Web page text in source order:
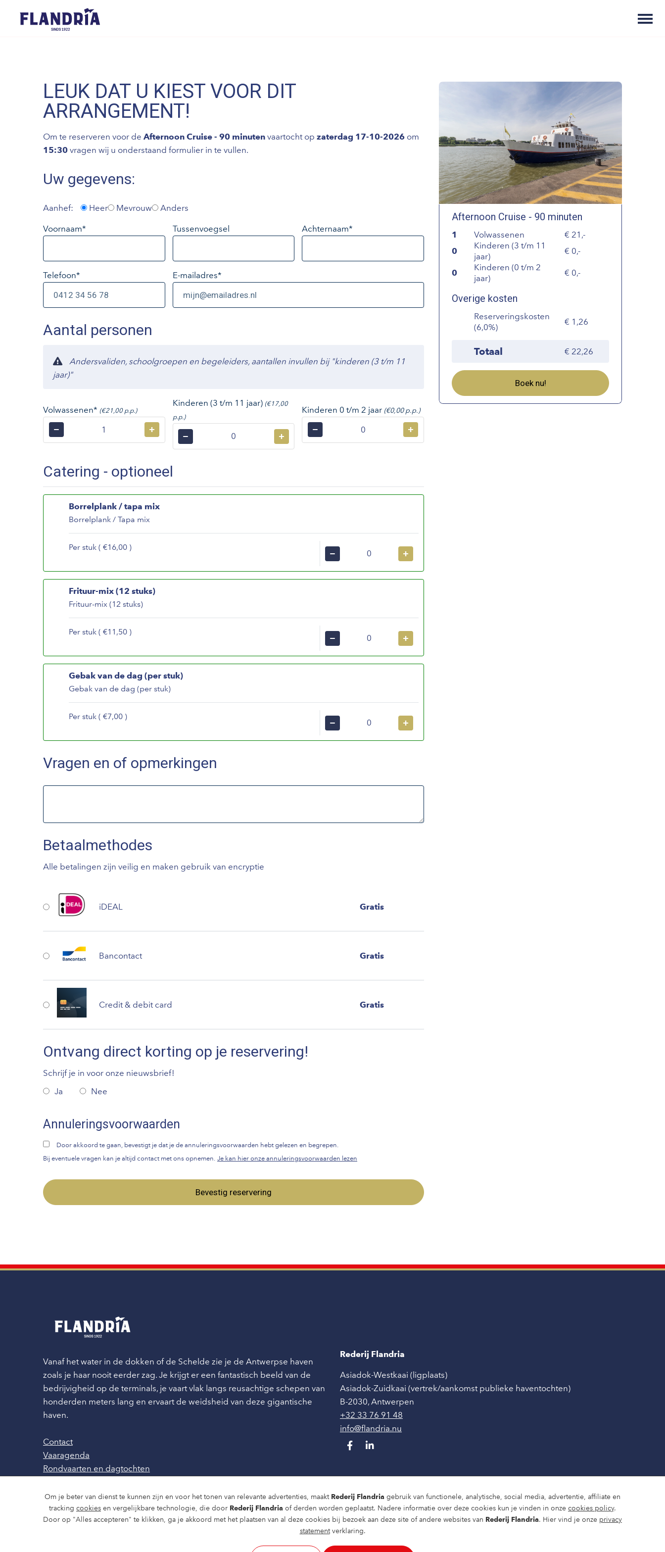
Om je beter van dienst te kunnen zijn en voor het tonen van relevante advertenties, maakt Rederij Flandria gebruik van functionele, analytische, social media, advertentie, affiliate en
tracking cookies en vergelijkbare technologie, die door Rederij Flandria of derden worden geplaatst. Nadere informatie over deze cookies kun je vinden in onze cookies policy.
Door op "Alles accepteren" te klikken, ga je akkoord met het plaatsen van al deze cookies bij bezoek aan deze site of andere websites van Rederij Flandria. Hier vind je onze privacy
statementverklaring.
LEUK DAT U KIEST VOOR DIT
ARRANGEMENT!
Om te reserveren voor de Afternoon Cruise - 90 minuten vaartocht op zaterdag 17-10-2026 om
15:30 vragen wij u onderstaand formulier in te vullen.
Uw gegevens:
Aanhef: Heer Mevrouw Anders
Voornaam* Tussenvoegsel Achternaam*
Telefoon* E-mailadres*
Aantal personen
Andersvaliden, schoolgroepen en begeleiders, aantallen invullen bij "kinderen (3 t/m 11
jaar)"
Volwassenen* (€21,00 p.p.)
− +
Kinderen (3 t/m 11 jaar) (€17,00
p.p.)
− +
Kinderen 0 t/m 2 jaar (€0,00 p.p.)
− +
Catering - optioneel
Borrelplank / tapa mix
Borrelplank / Tapa mix
Per stuk ( €16,00 )
− +
Frituur-mix (12 stuks)
Frituur-mix (12 stuks)
Per stuk ( €11,50 )
− +
Gebak van de dag (per stuk)
Gebak van de dag (per stuk)
Per stuk ( €7,00 )
− +
Vragen en of opmerkingen
Afternoon Cruise - 90 minuten
1 Volwassenen
21,-
0
Kinderen (3 t/m 11
jaar)
0,-
0
Kinderen (0 t/m 2
jaar)
0,-
Overige kosten
Reserveringskosten
(6,0%)
1,26
Totaal 22,26
Boek nu!
Betaalmethodes
Alle betalingen zijn veilig en maken gebruik van encryptie
iDEAL Gratis
Bancontact Gratis
Credit & debit card Gratis
Ontvang direct korting op je reservering!
Schrijf je in voor onze nieuwsbrief!
Ja
Nee
Annuleringsvoorwaarden
Door akkoord te gaan, bevestigt je dat je de annuleringsvoorwaarden hebt gelezen en begrepen.
Bij eventuele vragen kan je altijd contact met ons opnemen. Je kan hier onze annuleringsvoorwaarden lezen
Bevestig reservering
Vanaf het water in de dokken of de Schelde zie je de Antwerpse haven
zoals je haar nooit eerder zag. Je krijgt er een fantastisch beeld van de
bedrijvigheid op de terminals, je vaart vlak langs reusachtige schepen van
honderden meters lang en ervaart de weidsheid van deze gigantische
haven.
Rederij Flandria
Asiadok-Westkaai (ligplaats)
Asiadok-Zuidkaai (vertrek/aankomst publieke haventochten)
B-2030, Antwerpen
+32 33 76 91 48
info@flandria.nu
Contact
Vaaragenda
Rondvaarten en dagtochten
Over ons
Route en bereikbaarheid